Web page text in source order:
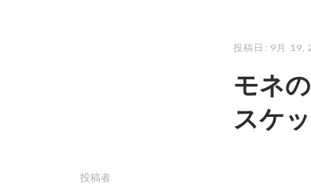
投稿日: 9月 19,
モネ
スケッ
投稿者